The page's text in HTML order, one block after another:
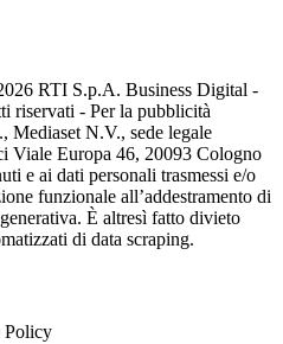
RTI S.p.A. Business Digital -
riservati - Per la pubblicità
N.V., sede legale
Viale Europa 46, 20093 Cologno
e ai dati personali trasmessi e/o
funzionale all’addestramento di
È altresì fatto divieto
di data scraping.
Policy